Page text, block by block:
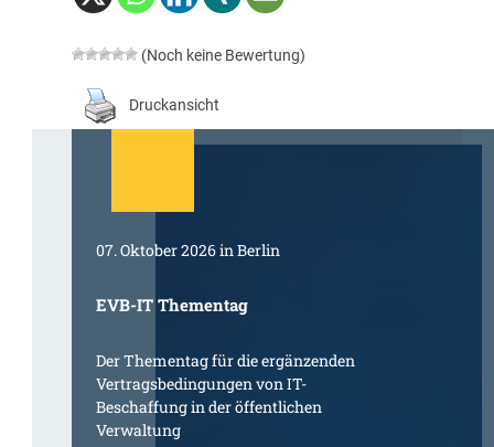
(Noch keine Bewertung)
Druckansicht
07. Oktober 2026 in Berlin
EVB-IT Thementag
Der Thementag für die ergänzenden
Vertragsbedingungen von IT-
Beschaffung in der öffentlichen
Verwaltung